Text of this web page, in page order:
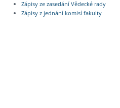
Zápisy ze zasedání Vědecké rady
Zápisy z jednání komisí fakulty